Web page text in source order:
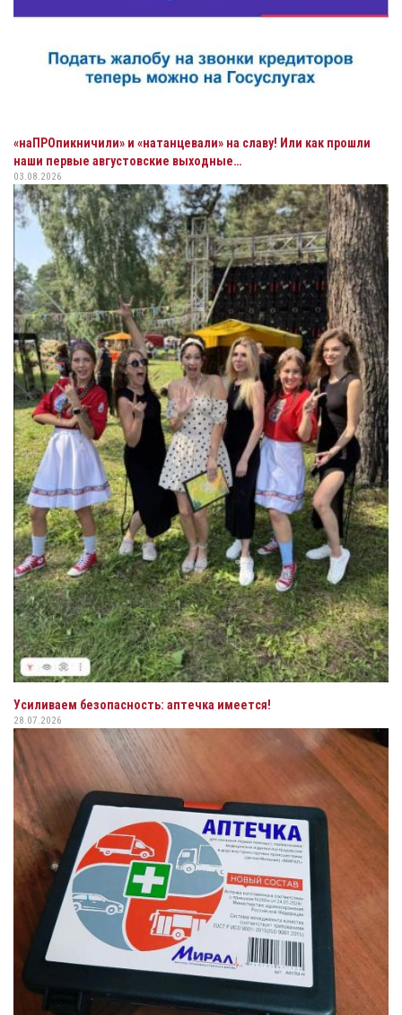
«наПРОпикничили» и «натанцевали» на славу! Или как прошли
наши первые августовские выходные…
03.08.2026
Усиливаем безопасность: аптечка имеется!
28.07.2026